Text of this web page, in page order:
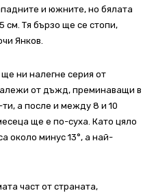
и южните, но бялата
см. Тя бързо ще се стопи,
Янков.
ни налегне серия от
от дъжд, преминаващи в
ти, а после и между 8 и 10
ще е по-суха. Като цяло
около минус 13°, а най-
част от страната,